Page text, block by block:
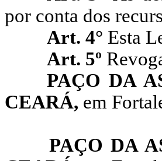
por conta dos
Art. 4° Esta
Art. 5º
PAÇO DA
CEARÁ, em
PAÇO DA